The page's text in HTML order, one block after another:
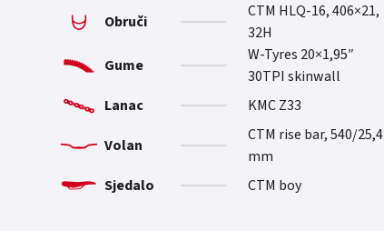
Obruči
CTM HLQ-16, 406×21,
32H
Gume
W-Tyres 20×1,95″
30TPI skinwall
Lanac
KMC Z33
Volan
CTM rise bar, 540/25,4
mm
Sjedalo
CTM boy